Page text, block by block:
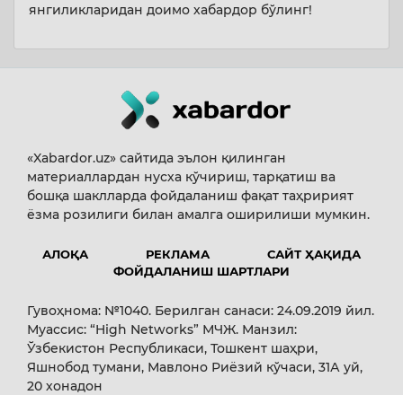
янгиликларидан доимо хабардор бўлинг!
«Xabardor.uz» сайтида эълон қилинган
материаллардан нусха кўчириш, тарқатиш ва
бошқа шаклларда фойдаланиш фақат таҳририят
ёзма розилиги билан амалга оширилиши мумкин.
АЛОҚА РЕКЛАМА
САЙТ ҲАҚИДА
ФОЙДАЛАНИШ ШАРТЛАРИ
Гувоҳнома: №1040. Берилган санаси: 24.09.2019 йил.
Муассис: “High Networks” МЧЖ. Манзил:
Ўзбекистон Республикаси, Тошкент шаҳри,
Яшнобод тумани, Мавлоно Риёзий кўчаси, 31А уй,
20 хонадон